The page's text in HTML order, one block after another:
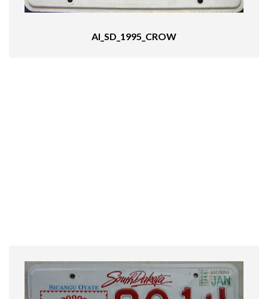
AI_SD_1995_CROW